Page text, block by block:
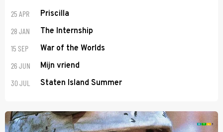
25 APR Priscilla
28 JAN The Internship
15 SEP War of the Worlds
26 JUN Mijn vriend
30 JUL Staten Island Summer